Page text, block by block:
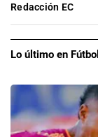
Redacción EC
Lo último en